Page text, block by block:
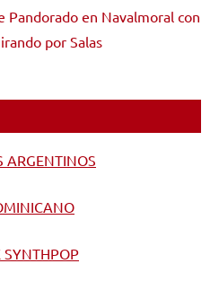
Pandorado en Navalmoral con
por Salas
ARGENTINOS
SYNTHPOP